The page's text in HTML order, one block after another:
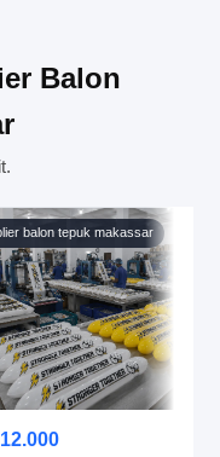
Balon
balon tepuk makassar